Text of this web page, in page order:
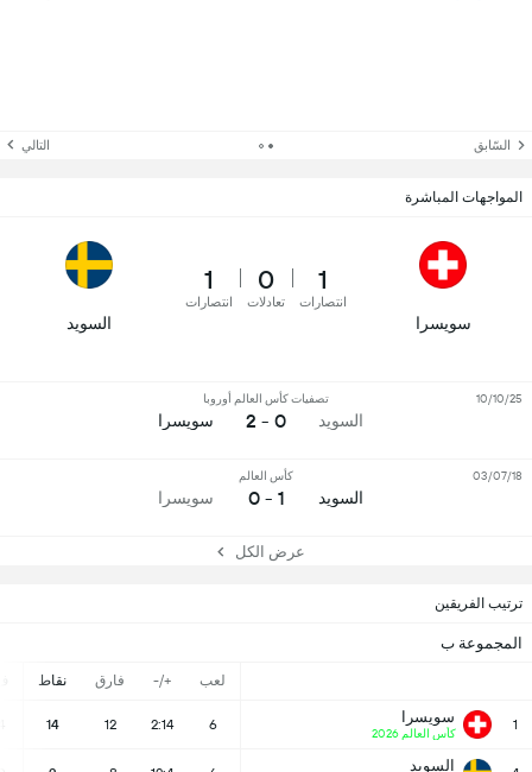
ترتيب الفريقين
المجموعة ب
لعب +/- فارق نقاط
1 سويسرا
كأس العالم 2026
6
2:14
12
14
السويد
السّابق التالي
المواجهات المباشرة
سويسرا
1
انتصارات
0
تعادلات
1
انتصارات
السويد
السويد
تصفيات كأس العالم أوروبا
0 - 2 سويسرا
10/10/25
السويد
كأس العالم
1 - 0 سويسرا
03/07/18
عرض الكل